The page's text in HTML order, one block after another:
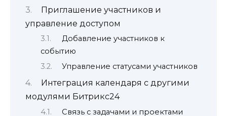
Приглашение участников и
управление доступом
Добавление участников к
событию
Управление статусами участников
Интеграция календаря с другими
модулями Битрикс24
Связь с задачами и проектами